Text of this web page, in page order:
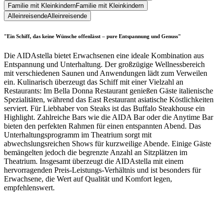
Familie mit KleinkindernFamilie mit Kleinkindern
AlleinreisendeAlleinreisende
"Ein Schiff, das keine Wünsche offenlässt – pure Entspannung und Genuss"
Die AIDAstella bietet Erwachsenen eine ideale Kombination aus
Entspannung und Unterhaltung. Der großzügige Wellnessbereich
mit verschiedenen Saunen und Anwendungen lädt zum Verweilen
ein. Kulinarisch überzeugt das Schiff mit einer Vielzahl an
Restaurants: Im Bella Donna Restaurant genießen Gäste italienische
Spezialitäten, während das East Restaurant asiatische Köstlichkeiten
serviert. Für Liebhaber von Steaks ist das Buffalo Steakhouse ein
Highlight. Zahlreiche Bars wie die AIDA Bar oder die Anytime Bar
bieten den perfekten Rahmen für einen entspannten Abend. Das
Unterhaltungsprogramm im Theatrium sorgt mit
abwechslungsreichen Shows für kurzweilige Abende. Einige Gäste
bemängelten jedoch die begrenzte Anzahl an Sitzplätzen im
Theatrium. Insgesamt überzeugt die AIDAstella mit einem
hervorragenden Preis-Leistungs-Verhältnis und ist besonders für
Erwachsene, die Wert auf Qualität und Komfort legen,
empfehlenswert.